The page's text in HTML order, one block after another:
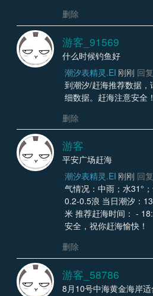
删除
游客_91569
什么时候钓鱼好
潮汐表精灵.EI 刚刚 回
到潮汐/赶海推荐数据
细数据。赶海注意安全！
删除
游客
平安广场赶海
潮汐表精灵.EI 刚刚 回
气情况：中雨；水31°
0.2-0.5浪 当日潮汐：
米 推荐赶海时间： -
安全，祝你赶海愉快！
删除
游客_58786
8月10号中海黄金海岸